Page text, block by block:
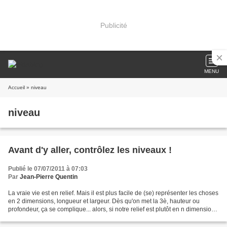
Publicité
MENU
Accueil » niveau
niveau
Avant d'y aller, contrôlez les niveaux !
Publié le 07/07/2011 à 07:03
Par Jean-Pierre Quentin
La vraie vie est en relief. Mais il est plus facile de (se) représenter les choses
en 2 dimensions, longueur et largeur. Dès qu'on met la 3è, hauteur ou
profondeur, ça se complique... alors, si notre relief est plutôt en n dimensions